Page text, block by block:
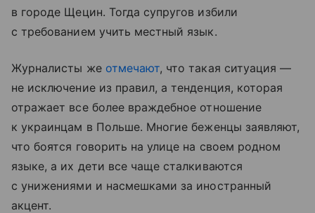
в городе Щецин. Тогда супругов избили
с требованием учить местный язык.
Журналисты же отмечают, что такая ситуация —
не исключение из правил, а тенденция, которая
отражает все более враждебное отношение
к украинцам в Польше. Многие беженцы заявляют,
что боятся говорить на улице на своем родном
языке, а их дети все чаще сталкиваются
с унижениями и насмешками за иностранный
акцент.